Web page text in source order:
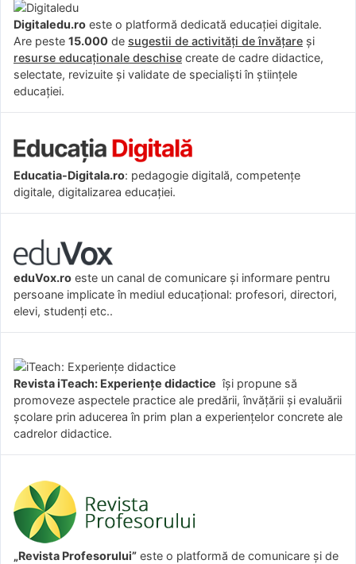
Digitaledu.ro este o platformă dedicată educației digitale.
Are peste 15.000 de sugestii de activități de învățare și
resurse educaționale deschise create de cadre didactice,
selectate, revizuite și validate de specialiști în științele
educației.
Educatia-Digitala.ro: pedagogie digitală, competențe
digitale, digitalizarea educației.
eduVox.ro este un canal de comunicare și informare pentru
persoane implicate în mediul educațional: profesori, directori,
elevi, studenți etc..
Revista iTeach: Experienţe didactice îşi propune să
promoveze aspectele practice ale predării, învăţării şi evaluării
şcolare prin aducerea în prim plan a experienţelor concrete ale
cadrelor didactice.
„Revista Profesorului” este o platformă de comunicare și de